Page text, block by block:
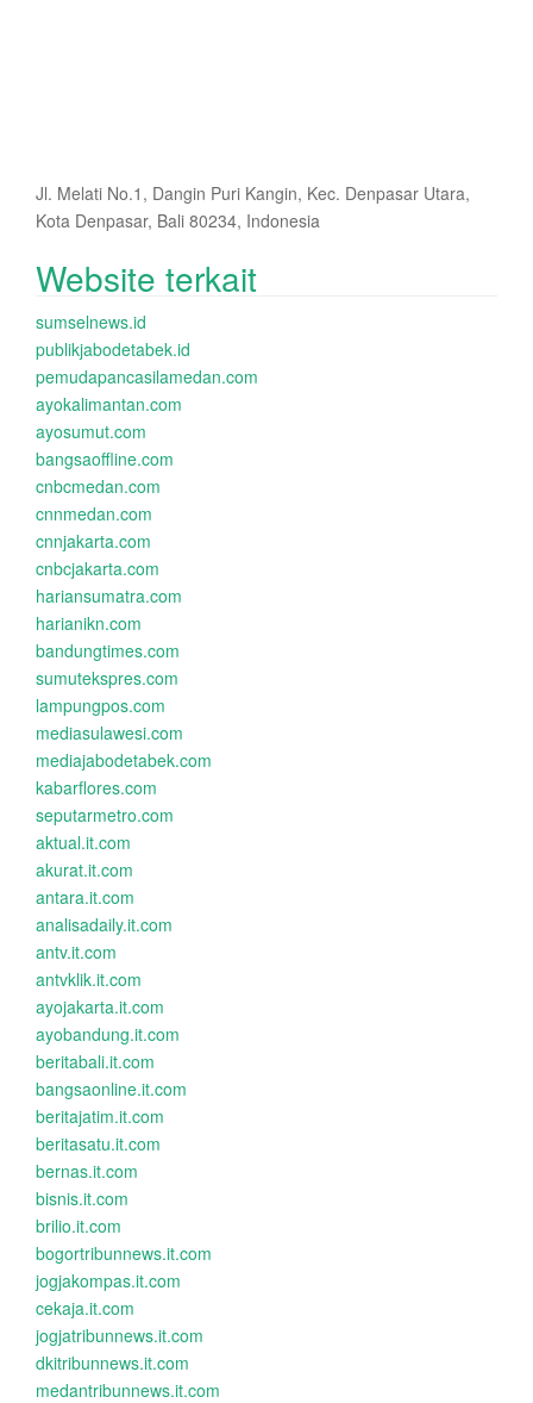
Jl. Melati No.1, Dangin Puri Kangin, Kec. Denpasar Utara,
Kota Denpasar, Bali 80234, Indonesia
Website terkait
sumselnews.id
publikjabodetabek.id
pemudapancasilamedan.com
ayokalimantan.com
ayosumut.com
bangsaoffline.com
cnbcmedan.com
cnnmedan.com
cnnjakarta.com
cnbcjakarta.com
hariansumatra.com
harianikn.com
bandungtimes.com
sumutekspres.com
lampungpos.com
mediasulawesi.com
mediajabodetabek.com
kabarflores.com
seputarmetro.com
aktual.it.com
akurat.it.com
antara.it.com
analisadaily.it.com
antv.it.com
antvklik.it.com
ayojakarta.it.com
ayobandung.it.com
beritabali.it.com
bangsaonline.it.com
beritajatim.it.com
beritasatu.it.com
bernas.it.com
bisnis.it.com
brilio.it.com
bogortribunnews.it.com
jogjakompas.it.com
cekaja.it.com
jogjatribunnews.it.com
dkitribunnews.it.com
medantribunnews.it.com